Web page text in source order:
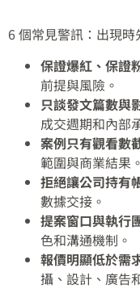
6 個常見警訊：出現
保證爆紅、保證
前提與風險。
只談發文篇數與
成交週期和內部
案例只有觀看數
範圍與商業結果。
拒絕讓公司持有
數據交接。
提案窗口與執行
色和溝通機制。
報價明顯低於需
攝、設計、廣告